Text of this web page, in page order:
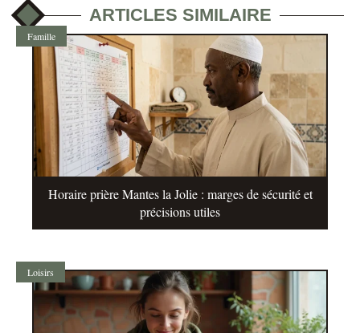
ARTICLES SIMILAIRE
Famille
Horaire prière Mantes la Jolie : marges de sécurité et
précisions utiles
Loisirs